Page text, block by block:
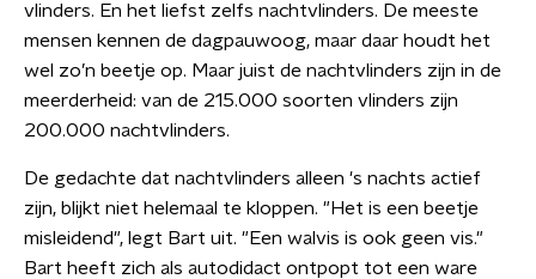
vlinders. En het liefst zelfs nachtvlinders. De meeste
mensen kennen de dagpauwoog, maar daar houdt het
wel zo’n beetje op. Maar juist de nachtvlinders zijn in de
meerderheid: van de 215.000 soorten vlinders zijn
200.000 nachtvlinders.
De gedachte dat nachtvlinders alleen 's nachts actief
zijn, blijkt niet helemaal te kloppen. "Het is een beetje
misleidend", legt Bart uit. "Een walvis is ook geen vis."
Bart heeft zich als autodidact ontpopt tot een ware